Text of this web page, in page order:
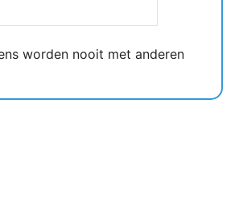
worden nooit met anderen